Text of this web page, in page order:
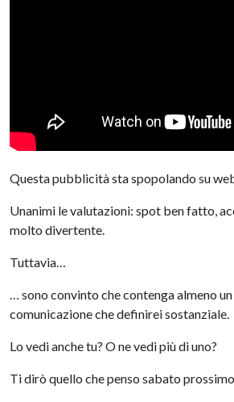
Questa pubblicità sta spopolando su
Unanimi le valutazioni: spot ben fatto,
molto divertente.
Tuttavia…
… sono convinto che contenga almeno
comunicazione che definirei sostanziale.
Lo vedi anche tu? O ne vedi più di uno?
Ti dirò quello che penso sabato